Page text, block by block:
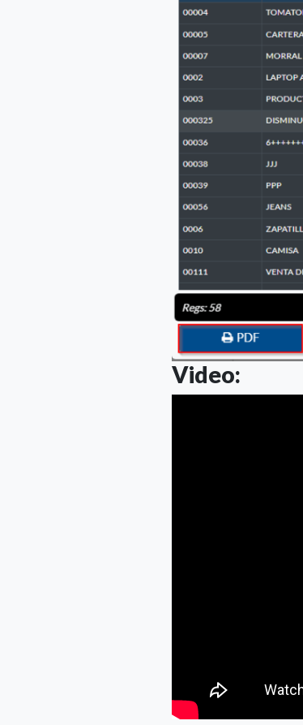
Video: